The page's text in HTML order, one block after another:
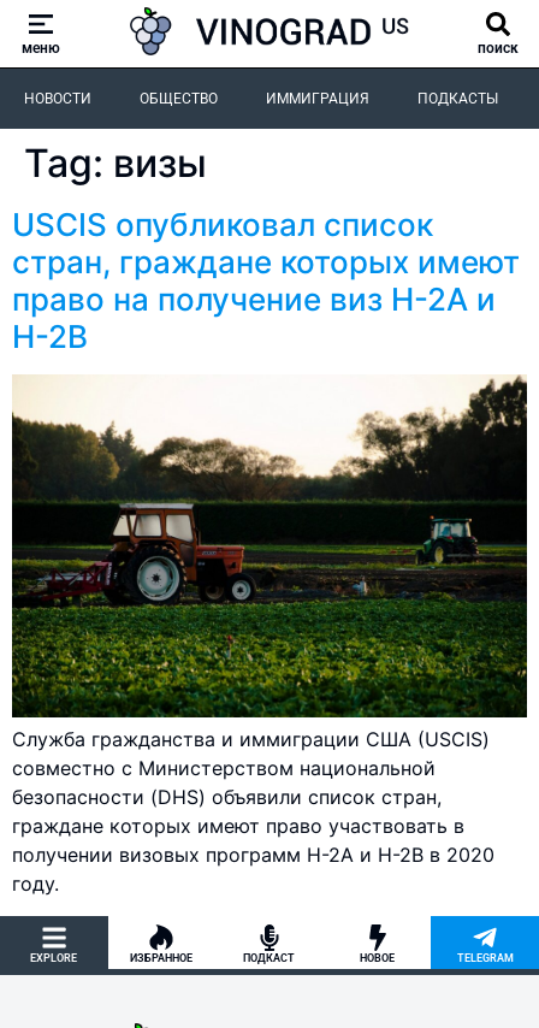
меню поиск
НОВОСТИ ОБЩЕСТВО ИММИГРАЦИЯ ПОДКАСТЫ
Tag: визы
USCIS опубликовал список
стран, граждане которых имеют
право на получение виз H-2A и
H-2B
Служба гражданства и иммиграции США (USCIS)
совместно с Министерством национальной
безопасности (DHS) объявили список стран,
граждане которых имеют право участвовать в
получении визовых программ H-2A и H-2B в 2020
году.
EXPLORE ИЗБРАННОЕ ПОДКАСТ НОВОЕ TELEGRAM